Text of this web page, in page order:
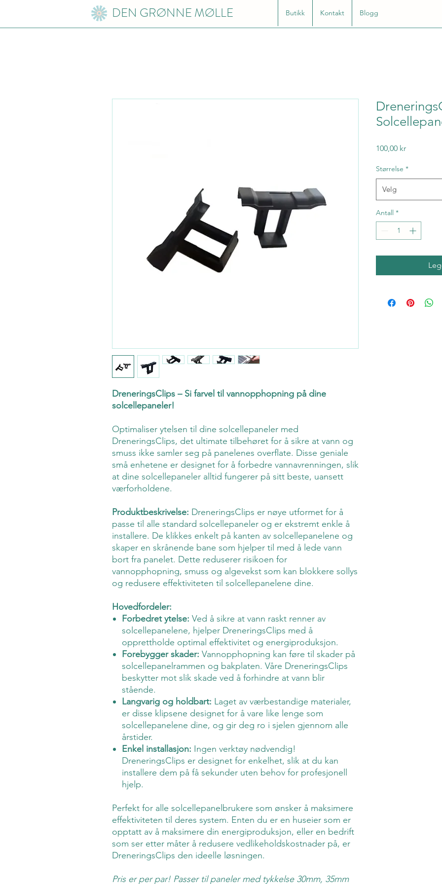
Butikk Kontakt Blogg
DEN GRØNNE MØLLE
DreneringsClips – Si farvel til vannopphopning på dine
solcellepaneler!
Optimaliser ytelsen til dine solcellepaneler med
DreneringsClips, det ultimate tilbehøret for å sikre at vann og
smuss ikke samler seg på panelenes overflate. Disse geniale
små enhetene er designet for å forbedre vannavrenningen, slik
at dine solcellepaneler alltid fungerer på sitt beste, uansett
værforholdene.
Produktbeskrivelse: DreneringsClips er nøye utformet for å
passe til alle standard solcellepaneler og er ekstremt enkle å
installere. De klikkes enkelt på kanten av solcellepanelene og
skaper en skrånende bane som hjelper til med å lede vann
bort fra panelet. Dette reduserer risikoen for
vannopphopning, smuss og algevekst som kan blokkere sollys
og redusere effektiviteten til solcellepanelene dine.
Hovedfordeler:
Forbedret ytelse: Ved å sikre at vann raskt renner av
solcellepanelene, hjelper DreneringsClips med å
opprettholde optimal effektivitet og energiproduksjon.
Forebygger skader: Vannopphopning kan føre til skader på
solcellepanelrammen og bakplaten. Våre DreneringsClips
beskytter mot slik skade ved å forhindre at vann blir
stående.
Langvarig og holdbart: Laget av værbestandige materialer,
er disse klipsene designet for å vare like lenge som
solcellepanelene dine, og gir deg ro i sjelen gjennom alle
årstider.
Enkel installasjon: Ingen verktøy nødvendig!
DreneringsClips er designet for enkelhet, slik at du kan
installere dem på få sekunder uten behov for profesjonell
hjelp.
Perfekt for alle solcellepanelbrukere som ønsker å maksimere
effektiviteten til deres system. Enten du er en huseier som er
opptatt av å maksimere din energiproduksjon, eller en bedrift
som ser etter måter å redusere vedlikeholdskostnader på, er
DreneringsClips den ideelle løsningen.
Pris er per par! Passer til paneler med tykkelse 30mm, 35mm
100,00 krPris
Størrelse *
Velg
Antall *